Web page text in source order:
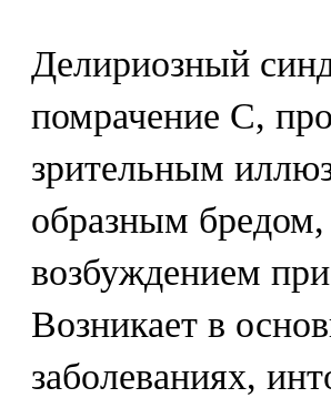
Делириозный
помрачение С,
зрительным
образным
возбуждением
Возникает в
заболеваниях,